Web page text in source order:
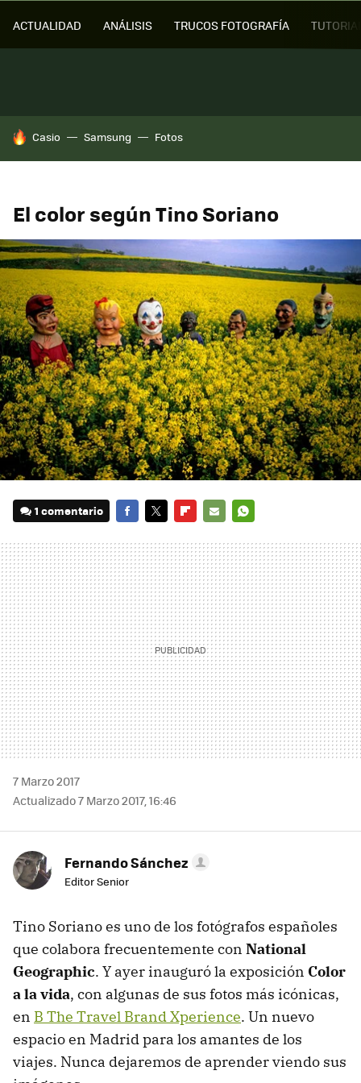
ACTUALIDAD ANÁLISIS TRUCOS FOTOGRAFÍA
HOY SE HABLA DE
Casio Samsung Fotos
El color según Tino Soriano
1 comentario
MAIL
7 Marzo 2017
Actualizado 7 Marzo 2017, 16:46
Fernando Sánchez
Editor Senior
Tino Soriano es uno de los fotógrafos españoles
que colabora frecuentemente con National
Geographic. Y ayer inauguró la exposición Color
a la vida, con algunas de sus fotos más icónicas,
en B The Travel Brand Xperience. Un nuevo
espacio en Madrid para los amantes de los
viajes. Nunca dejaremos de aprender viendo sus